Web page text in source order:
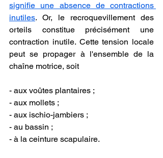
signifie une absence de contractions
inutiles. Or, le recroquevillement des
orteils constitue précisément une
contraction inutile. Cette tension locale
peut se propager à l'ensemble de la
chaîne motrice, soit
- aux voûtes plantaires ;
- aux mollets ;
- aux ischio-jambiers ;
- au bassin ;
- à la ceinture scapulaire.